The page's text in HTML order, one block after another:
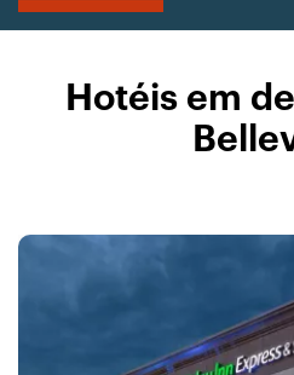
Hotéis em